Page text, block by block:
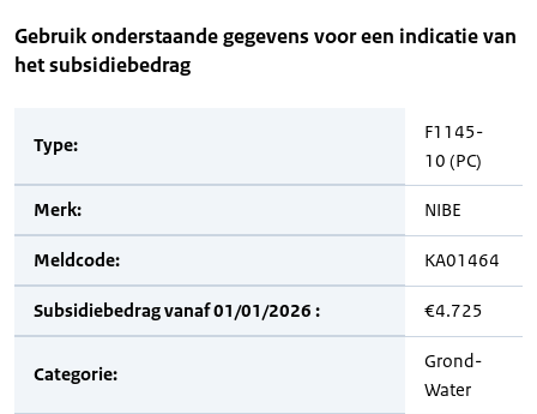
Gebruik onderstaande gegevens voor een indicatie van
het subsidiebedrag
Type:
F1145-
10 (PC)
Merk: NIBE
Meldcode: KA01464
Subsidiebedrag vanaf 01/01/2026 : €4.725
Categorie:
Grond-
Water